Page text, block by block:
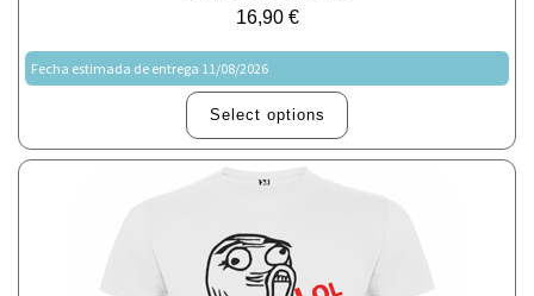
16,90 €
Fecha estimada de entrega 11/08/2026
Select options